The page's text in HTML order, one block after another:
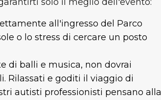
all'ingresso del Parco
o lo stress di cercare un posto
di balli e musica, non dovrai
Rilassati e goditi il viaggio di
autisti professionisti pensano alla